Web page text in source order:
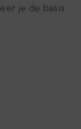
je de basis